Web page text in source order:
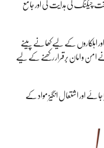
چیکنگ کی ہدایت کی اور جامع
اہلکاروں کے لیے کھانے پینے
و امان برقرار رکھنے کے لیے
جائے اور اشتعال انگیز مواد کے